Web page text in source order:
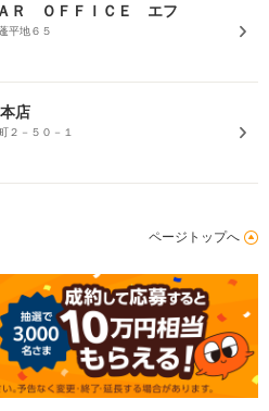
Ｒ ＯＦＦＩＣＥ エフ
平地６５
店
２－５０－１
ページトップへ